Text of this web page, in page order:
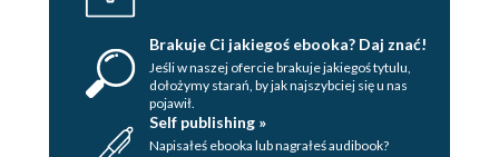
Dodawanie i usuwanie elementów tablic (121)
Dodawanie wartości na początku tablicy
(121)
Dodawanie elementów na końcu tablicy
(121)
Brakuje Ci jakiegoś ebooka? Daj znać!
Jeśli w naszej ofercie brakuje jakiegoś tytulu,
dołożymy starań, by jak najszybciej się u nas
pojawił.
Self publishing »
Napisałeś ebooka lub nagrałeś audibook?